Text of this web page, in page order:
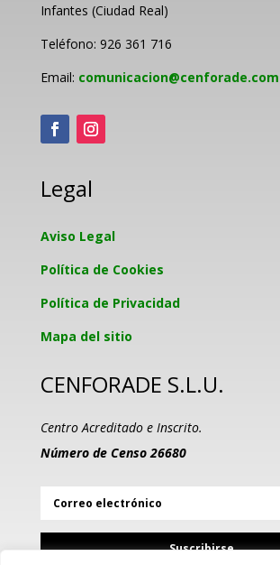
Infantes (Ciudad Real)
Teléfono: 926 361 716
Email: comunicacion@cenforade.com
Legal
Aviso Legal
Política de Cookies
Política de Privacidad
Mapa del sitio
CENFORADE S.L.U.
Centro Acreditado e Inscrito.
Número de Censo 26680
Suscribirse